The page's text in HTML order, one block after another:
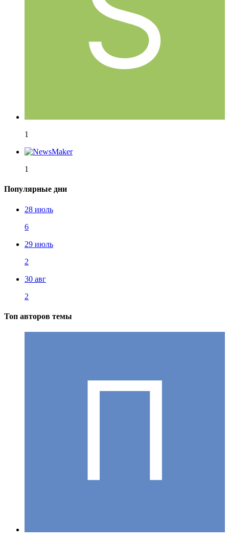
1
1
Популярные дни
28 июль
6
29 июль
2
30 авг
2
Топ авторов темы